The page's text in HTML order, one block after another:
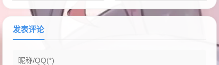
发表评论